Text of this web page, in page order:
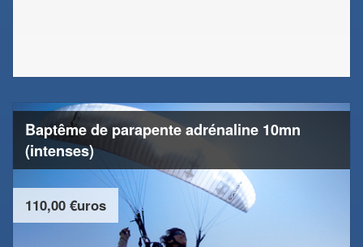
Baptême de parapente adrénaline 10mn
(intenses)
110,00 €uros